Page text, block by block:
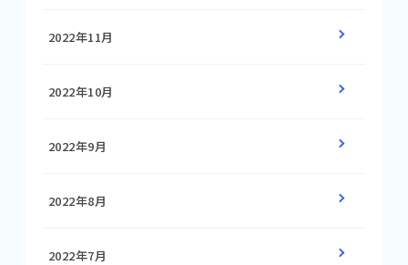
2022年11月
2022年10月
2022年9月
2022年8月
2022年7月